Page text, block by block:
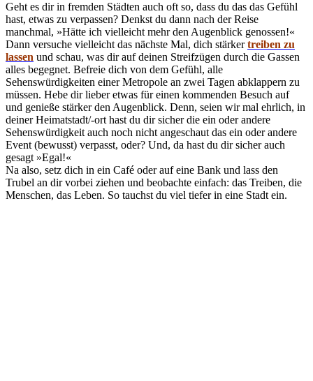
Geht es dir in fremden Städten auch oft so, dass du das das Gefühl
hast, etwas zu verpassen? Denkst du dann nach der Reise
manchmal, »Hätte ich vielleicht mehr den Augenblick genossen!«
Dann versuche vielleicht das nächste Mal, dich stärkertreiben zu
lassen und schau, was dir auf deinen Streifzügen durch die Gassen
alles begegnet. Befreie dich von dem Gefühl, alle
Sehenswürdigkeiten einer Metropole an zwei Tagen abklappern zu
müssen. Hebe dir lieber etwas für einen kommenden Besuch auf
und genieße stärker den Augenblick. Denn, seien wir mal ehrlich, in
deiner Heimatstadt/-ort hast du dir sicher die ein oder andere
Sehenswürdigkeit auch noch nicht angeschaut das ein oder andere
Event (bewusst) verpasst, oder? Und, da hast du dir sicher auch
gesagt »Egal!«
Na also, setz dich in ein Café oder auf eine Bank und lass den
Trubel an dir vorbei ziehen und beobachte einfach: das Treiben, die
Menschen, das Leben. So tauchst du viel tiefer in eine Stadt ein.